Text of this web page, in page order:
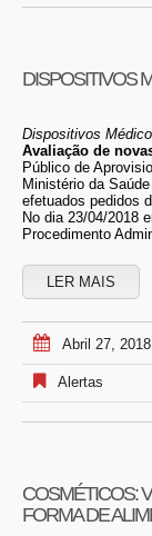
DISPOSITIVOS
Dispositivos
Avaliação de
Público de
Ministério da
efetuados pedidos
No dia 23/04/2018
Procedimento
LER MAIS
Abril 27, 2018
Alertas
COSMÉTICOS:
FORMA DE